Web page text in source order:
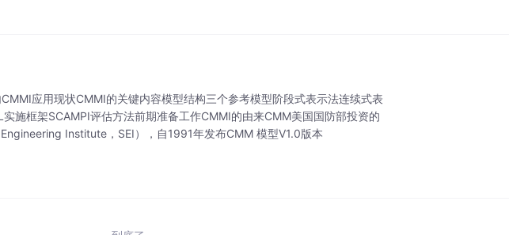
应用现状CMMI的关键内容模型结构三个参考模型阶段式表示法连续式表
施框架SCAMPI评估方法前期准备工作CMMI的由来CMM美国国防部投资的
Institute，SEI），自1991年发布CMM 模型V1.0版本